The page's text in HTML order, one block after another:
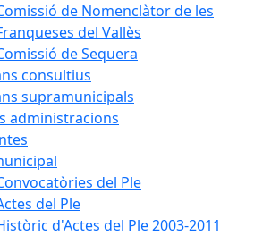
de Nomenclàtor de les
del Vallès
de Sequera
consultius
supramunicipals
administracions
del Ple
del Ple
d'Actes del Ple 2003-2011